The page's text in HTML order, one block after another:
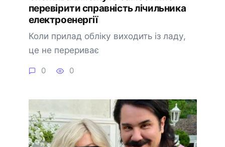
перевірити справність лічильника
електроенергії
Коли прилад обліку виходить із ладу,
це не перериває
0 0